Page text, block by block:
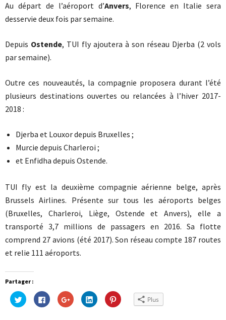
Au départ de l’aéroport d’Anvers, Florence en Italie sera
desservie deux fois par semaine.
Depuis Ostende, TUI fly ajoutera à son réseau Djerba (2 vols
par semaine).
Outre ces nouveautés, la compagnie proposera durant l’été
plusieurs destinations ouvertes ou relancées à l’hiver 2017-
2018 :
Djerba et Louxor depuis Bruxelles ;
Murcie depuis Charleroi ;
et Enfidha depuis Ostende.
TUI fly est la deuxième compagnie aérienne belge, après
Brussels Airlines. Présente sur tous les aéroports belges
(Bruxelles, Charleroi, Liège, Ostende et Anvers), elle a
transporté 3,7 millions de passagers en 2016. Sa flotte
comprend 27 avions (été 2017). Son réseau compte 187 routes
et relie 111 aéroports.
Partager :
Cliquez
pour
partager
Cliquez
pour
partager
Cliquez
pour
partager
Cliquez
pour
partager
Cliquez
pour Plus